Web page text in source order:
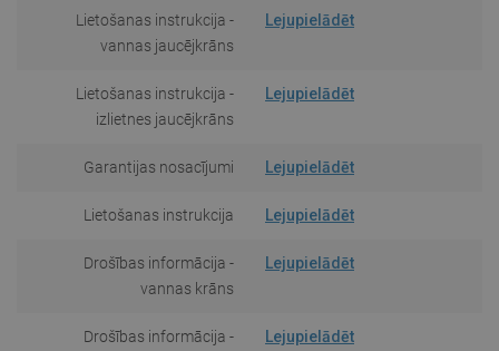
Lietošanas instrukcija -
vannas jaucējkrāns
Lejupielādēt
Lietošanas instrukcija -
izlietnes jaucējkrāns
Lejupielādēt
Garantijas nosacījumi Lejupielādēt
Lietošanas instrukcija Lejupielādēt
Drošības informācija -
vannas krāns
Lejupielādēt
Drošības informācija -
Lejupielādēt